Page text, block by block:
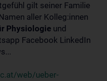
gilt seiner Familie
aller Kolleg:innen
Physiologie und
Facebook LinkedIn
web/ueber-